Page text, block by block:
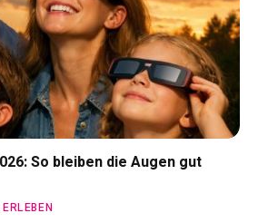
So bleiben die Augen gut